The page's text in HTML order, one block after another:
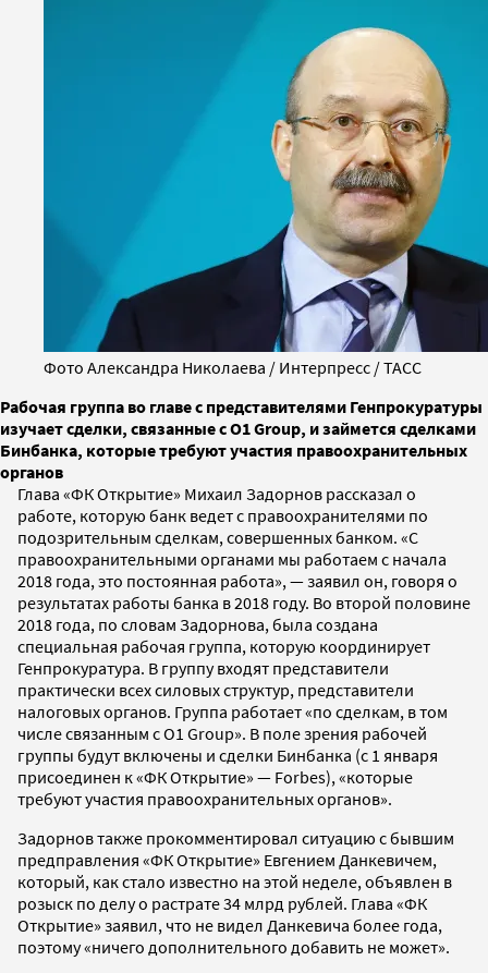
Фото Александра Николаева / Интерпресс / ТАСС
Рабочая группа во главе с представителями Генпрокуратуры
изучает сделки, связанные с О1 Group, и займется сделками
Бинбанка, которые требуют участия правоохранительных
органов
Глава «ФК Открытие» Михаил Задорнов рассказал о
работе, которую банк ведет с правоохранителями по
подозрительным сделкам, совершенных банком. «С
правоохранительными органами мы работаем с начала
2018 года, это постоянная работа», — заявил он, говоря о
результатах работы банка в 2018 году. Во второй половине
2018 года, по словам Задорнова, была создана
специальная рабочая группа, которую координирует
Генпрокуратура. В группу входят представители
практически всех силовых структур, представители
налоговых органов. Группа работает «по сделкам, в том
числе связанным с О1 Group». В поле зрения рабочей
группы будут включены и сделки Бинбанка (с 1 января
присоединен к «ФК Открытие» — Forbes), «которые
требуют участия правоохранительных органов».
Задорнов также прокомментировал ситуацию с бывшим
предправления «ФК Открытие» Евгением Данкевичем,
который, как стало известно на этой неделе, объявлен в
розыск по делу о растрате 34 млрд рублей. Глава «ФК
Открытие» заявил, что не видел Данкевича более года,
поэтому «ничего дополнительного добавить не может».